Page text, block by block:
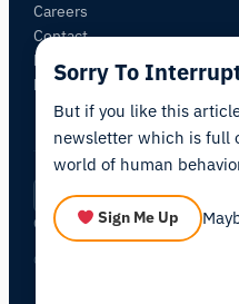
Careers
Contact
My iMotions
Newsletter
JA |Privacy Policy
Cookie Settings
© 2026 iMotions A/S. All rights
Sorry To
But if you like this
newsletter which is full
world of human
Sign Me Up